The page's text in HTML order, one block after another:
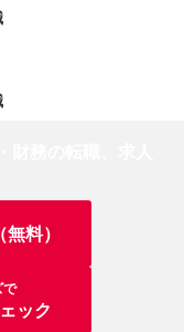
料）
で
ック